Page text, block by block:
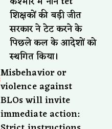
शिक्षकों की बड़ी जीत
सरकार ने टेट करने के
पिछले कल के आदेशों को
स्थगित किया।
Misbehavior or
violence against
BLOs will invite
immediate action: